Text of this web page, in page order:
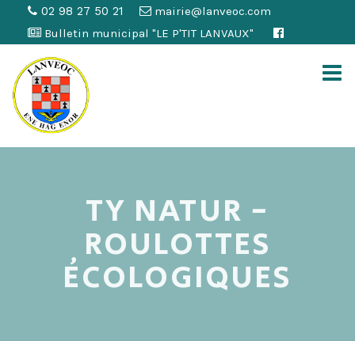
02 98 27 50 21
mairie@lanveoc.com
Bulletin municipal "LE P'TIT LANVAUX"
TY NATUR -
ROULOTTES
ÉCOLOGIQUES